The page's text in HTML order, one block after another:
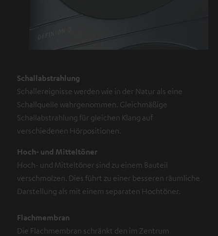
Schallabstrahlung
Schallereignisse werden wie in der Natur als eine
Schallquelle wahrgenommen. Gleichmäßige
Schallabstrahlung für gleichen Klang auf
verschiedenen Hörpositionen.
Hoch- und Mitteltöner
Hoch- und Mitteltöner sind zu einem Bauteil
verschmolzen. Dies führt zu einer besseren räumliche
Darstellung als mit einem separaten Hochtöner.
Flachmembran
Die Flachmembran schränkt den im Zentrum